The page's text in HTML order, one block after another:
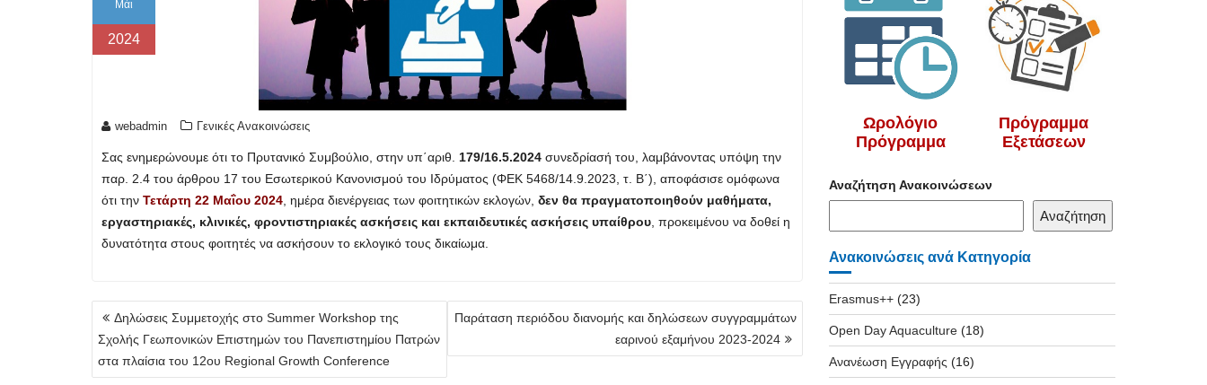
Μάι
2024
webadmin Γενικές Ανακοινώσεις
Σας ενημερώνουμε ότι το Πρυτανικό Συμβούλιο, στην υπ΄αριθ. 179/16.5.2024 συνεδρίασή του, λαμβάνοντας υπόψη την
παρ. 2.4 του άρθρου 17 του Εσωτερικού Κανονισμού του Ιδρύματος (ΦΕΚ 5468/14.9.2023, τ. Β΄), αποφάσισε ομόφωνα
ότι την Τετάρτη 22 Μαΐου 2024, ημέρα διενέργειας των φοιτητικών εκλογών, δεν θα πραγματοποιηθούν μαθήματα,
εργαστηριακές, κλινικές, φροντιστηριακές ασκήσεις και εκπαιδευτικές ασκήσεις υπαίθρου, προκειμένου να δοθεί η
δυνατότητα στους φοιτητές να ασκήσουν το εκλογικό τους δικαίωμα.
Πλοήγηση
άρθρων
Δηλώσεις Συμμετοχής στο Summer Workshop της
Σχολής Γεωπονικών Επιστημών του Πανεπιστημίου Πατρών
στα πλαίσια του 12ου Regional Growth Conference
Παράταση περιόδου διανομής και δηλώσεων συγγραμμάτων
εαρινού εξαμήνου 2023-2024
Ωρολόγιο
Πρόγραμμα
Πρόγραμμα
Εξετάσεων
Αναζήτηση Ανακοινώσεων
Αναζήτηση
Ανακοινώσεις ανά Κατηγορία
Erasmus++(23)
Open Day Aquaculture(18)
Ανανέωση Εγγραφής (16)